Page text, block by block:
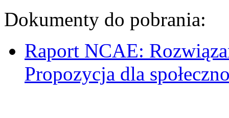
Dokumenty do pobrania:
Raport NCAE:
Propozycja dla